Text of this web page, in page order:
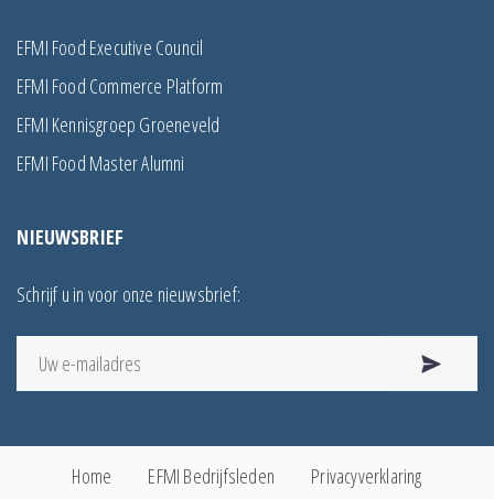
EFMI Food Executive Council
EFMI Food Commerce Platform
EFMI Kennisgroep Groeneveld
EFMI Food Master Alumni
NIEUWSBRIEF
Schrijf u in voor onze nieuwsbrief:
Home EFMI Bedrijfsleden Privacyverklaring